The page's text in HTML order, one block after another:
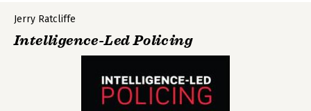
Jerry Ratcliffe
Intelligence-Led Policing